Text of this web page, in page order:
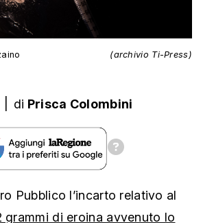
(archivio Ti-Press)
di Prisca Colombini
Pubblico l’incarto relativo al
grammi di eroina avvenuto lo